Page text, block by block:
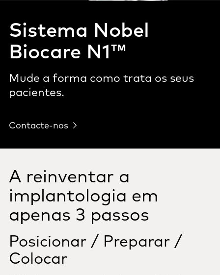
Sistema Nobel
Biocare N1™
Mude a forma como trata os seus
pacientes.
Contacte-nos
A reinventar a
implantologia em
apenas 3 passos
Posicionar / Preparar /
Colocar